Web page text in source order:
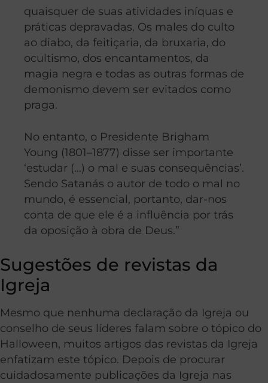
quaisquer de suas atividades iníquas e
práticas depravadas. Os males do culto
ao diabo, da feitiçaria, da bruxaria, do
ocultismo, dos encantamentos, da
magia negra e todas as outras formas de
demonismo devem ser evitados como
praga.
No entanto, o Presidente Brigham
Young (1801–1877) disse ser importante
‘estudar (…) o mal e suas consequências’.
Sendo Satanás o autor de todo o mal no
mundo, é essencial, portanto, dar-nos
conta de que ele é a influência por trás
da oposição à obra de Deus.”
Sugestões de revistas da
Igreja
Mesmo que nenhuma declaração da Igreja ou
conselho de seus líderes falam sobre o tópico do
Halloween, muitos artigos das revistas da Igreja
enfatizam este tópico. Depois de procurar
cuidadosamente publicações da Igreja nas